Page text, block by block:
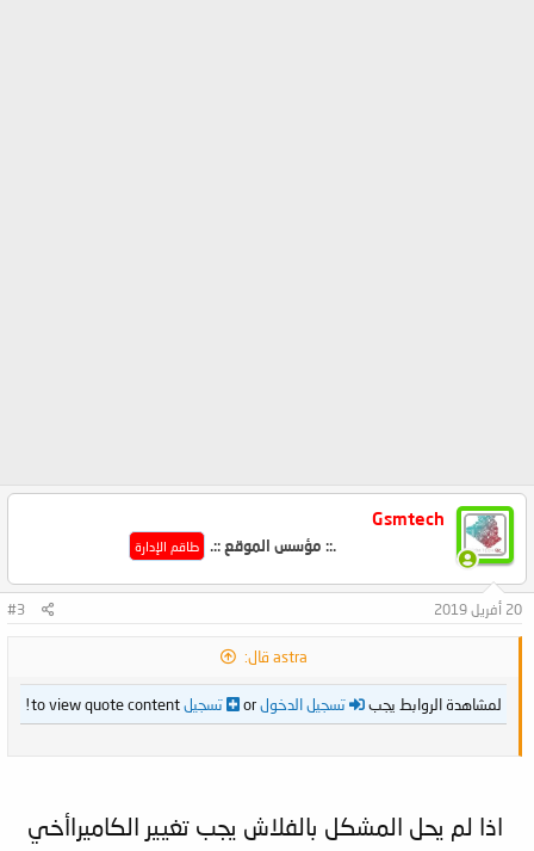
Gsmtech
.:: مؤسس الموقع ::. طاقم الإدارة
20 أفريل 2019 #3
astra قال:
لمشاهدة الروابط يجب تسجيل الدخولor تسجيلto view quote content!
اذا لم يحل المشكل بالفلاش يجب تغيير الكاميراأخي